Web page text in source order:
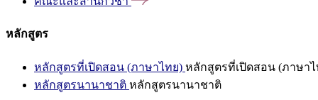
หลักสูตร
หลักสูตรที่เปิดสอน (ภาษาไทย) หลักสูตรที่เปิดสอน (ภาษาไ
หลักสูตรนานาชาติ หลักสูตรนานาชาติ